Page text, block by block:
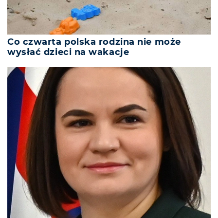
Co czwarta polska rodzina nie może
wysłać dzieci na wakacje